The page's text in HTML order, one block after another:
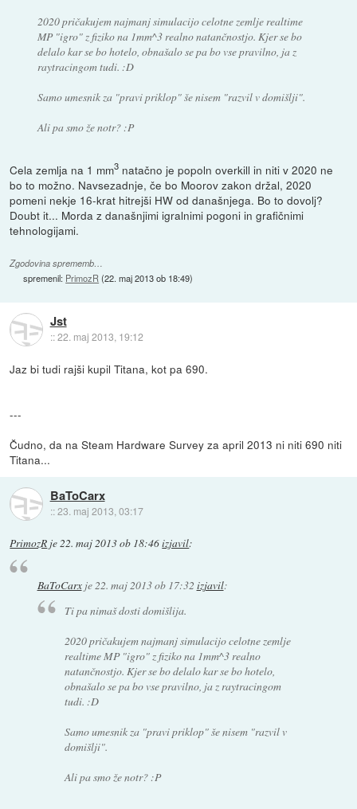
2020 pričakujem najmanj simulacijo celotne zemlje realtime
MP "igro" z fiziko na 1mm^3 realno natančnostjo. Kjer se bo
delalo kar se bo hotelo, obnašalo se pa bo vse pravilno, ja z
raytracingom tudi. :D
Samo umesnik za "pravi priklop" še nisem "razvil v domišlji".
Ali pa smo že notr? :P
Cela zemlja na 1 mm3 natačno je popoln overkill in niti v 2020 ne
bo to možno. Navsezadnje, če bo Moorov zakon držal, 2020
pomeni nekje 16-krat hitrejši HW od današnjega. Bo to dovolj?
Doubt it... Morda z današnjimi igralnimi pogoni in grafičnimi
tehnologijami.
Zgodovina sprememb…
spremenil: PrimozR (22. maj 2013 ob 18:49)
Jst
::22. maj 2013, 19:12
Jaz bi tudi rajši kupil Titana, kot pa 690.
---
Čudno, da na Steam Hardware Survey za april 2013 ni niti 690 niti
Titana...
BaToCarx
::23. maj 2013, 03:17
PrimozR je22. maj 2013 ob 18:46izjavil:
BaToCarxje 22. maj 2013 ob 17:32 izjavil:
Ti pa nimaš dosti domišlija.
2020 pričakujem najmanj simulacijo celotne zemlje
realtime MP "igro" z fiziko na 1mm^3 realno
natančnostjo. Kjer se bo delalo kar se bo hotelo,
obnašalo se pa bo vse pravilno, ja z raytracingom
tudi. :D
Samo umesnik za "pravi priklop" še nisem "razvil v
domišlji".
Ali pa smo že notr? :P